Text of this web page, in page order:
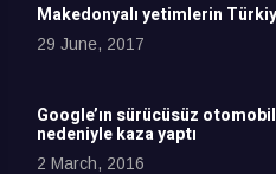
Makedonyalı yetimlerin
29 June, 2017
Google’ın sürücüsüz
nedeniyle kaza yaptı
2 March, 2016